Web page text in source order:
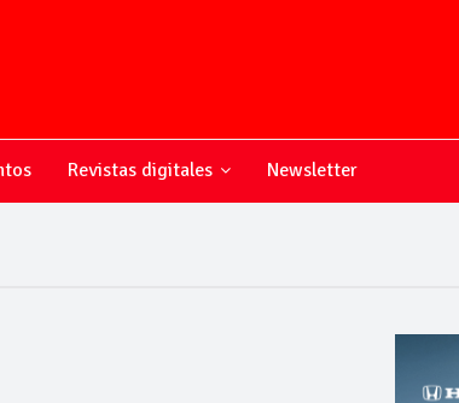
Revistas digitales Newsletter